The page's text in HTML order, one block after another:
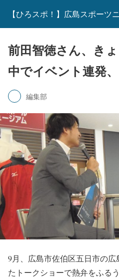
【ひろスポ！】広島スポーツ
前田智徳さん、き
中でイベント連発
編集部
9月、広島市佐伯区五日市の
たトークショーで熱弁をふる